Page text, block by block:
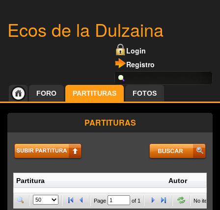
Ecos de la Dulzaina
Login
Registro
FORO PARTITURAS FOTOS
PARTITURAS
Partitura Autor
Page of 1 No items